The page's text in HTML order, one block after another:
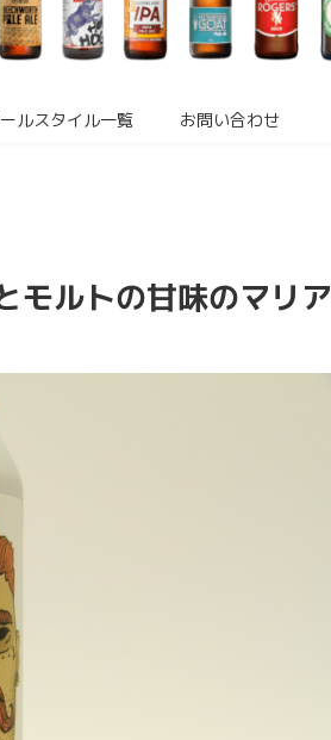
ルスタイル一覧 お問い合わせ
モルトの甘味のマリア